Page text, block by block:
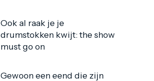
Ook al raak je je
drumstokken kwijt: the show
must go on
Gewoon een eend die zijn